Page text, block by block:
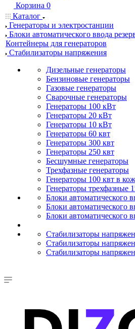
Корзина 0
Каталог
Генераторы и электростанции
Блоки автоматического ввода
Контейнеры для генераторов
Стабилизаторы напряжения
Дизельные генераторы
Бензиновые генераторы
Газовые генераторы
Сварочные генераторы
Генераторы 100 кВт
Генераторы 20 кВт
Генераторы 10 кВт
Генераторы 60 квт
Генераторы 300 квт
Генераторы 250 квт
Бесшумные генераторы
Трехфазные генераторы
Генераторы 100 квт в
Генераторы трехфазные
Блоки автоматического
Блоки автоматического
Блоки автоматического
Стабилизаторы
Стабилизаторы
Стабилизаторы